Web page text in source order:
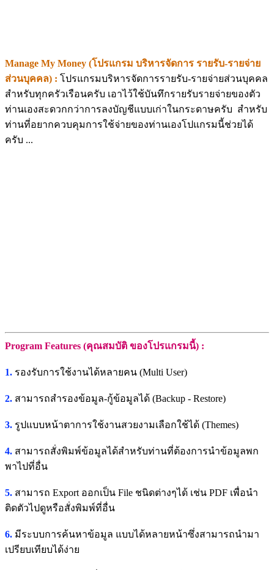
Manage My Money (โปรแกรม บริหารจัดการ รายรับ-รายจ่าย
ส่วนบุคคล) : โปรแกรมบริหารจัดการรายรับ-รายจ่ายส่วนบุคคล
สำหรับทุกครัวเรือนครับ เอาไว้ใช้บันทึกรายรับรายจ่ายของตัว
ท่านเองสะดวกกว่าการลงบัญชีแบบเก่าในกระดาษครับ สำหรับ
ท่านที่อยากควบคุมการใช้จ่ายของท่านเองโปแกรมนี้ช่วยได้
ครับ ...
Program Features (คุณสมบัติ ของโปรแกรมนี้) :
1. รองรับการใช้งานได้หลายคน (Multi User)
2. สามารถสำรองข้อมูล-กู้ข้อมูลได้ (Backup - Restore)
3. รูปแบบหน้าตาการใช้งานสวยงามเลือกใช้ได้ (Themes)
4. สามารถสั่งพิมพ์ข้อมูลได้สำหรับท่านที่ต้องการนำข้อมูลพก
พาไปที่อื่น
5. สามารถ Export ออกเป็น File ชนิดต่างๆได้ เช่น PDF เพื่อนำ
ติดตัวไปดูหรือสั่งพิมพ์ที่อื่น
6. มีระบบการค้นหาข้อมูล แบบได้หลายหน้าซึ่งสามารถนำมา
เปรียบเทียบได้ง่าย